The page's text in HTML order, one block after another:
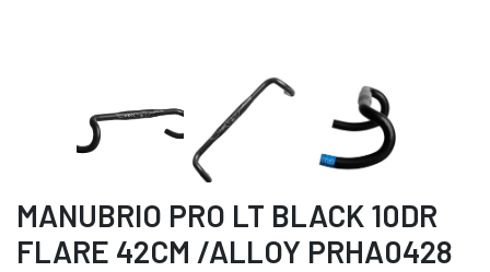
MANUBRIO PRO LT BLACK 10DR
FLARE 42CM /ALLOY PRHA0428